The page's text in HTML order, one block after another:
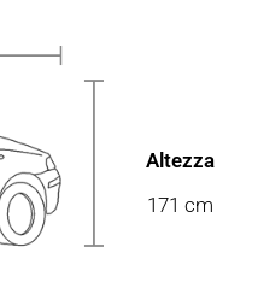
Altezza
171 cm